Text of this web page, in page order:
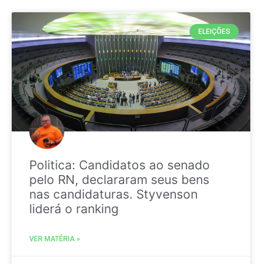
ELEIÇÕES
Politica: Candidatos ao senado
pelo RN, declararam seus bens
nas candidaturas. Styvenson
liderá o ranking
VER MATÉRIA »